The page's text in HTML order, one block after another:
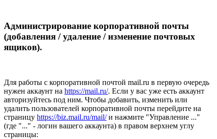
Администрирование корпоративной почты
(добавления / удаление / изменение почтовых
ящиков).
Для работы с корпоративной почтой mail.ru в первую очередь
нужен аккаунт на https://mail.ru/. Если у вас уже есть аккаунт
авторизуйтесь под ним. Чтобы добавить, изменить или
удалить пользователей корпоративной почты перейдите на
страницу https://biz.mail.ru/mail/и нажмите "Управление ..."
(где "..." - логин вашего аккаунта) в правом верхнем углу
страницы: